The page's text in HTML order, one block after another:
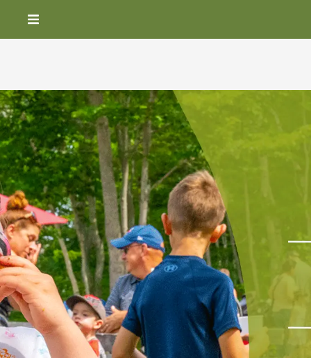
BILLETS
HÉBERGEMENT ET RESTAURATION
NOUVELLES